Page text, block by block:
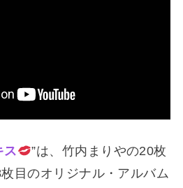
ス
”は、竹内まりやの20枚
目のオリジナル・アルバム